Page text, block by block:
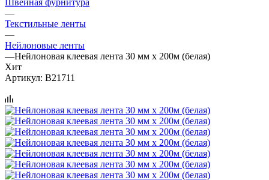
—
Текстильные ленты
—
Нейлоновые ленты
—Нейлоновая клеевая лента 30 мм х 200м (белая)
Хит
Артикул: B21711